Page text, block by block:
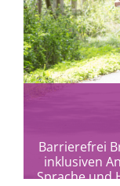
Barrierefrei
inklusiven
Sprache und